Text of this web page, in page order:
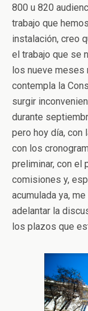
800 u 820
trabajo que
instalación, creo
el trabajo que se
los nueve meses
contempla la
surgir
durante
pero hoy día, con
con los
preliminar, con el
comisiones y,
acumulada ya,
adelantar la
los plazos que